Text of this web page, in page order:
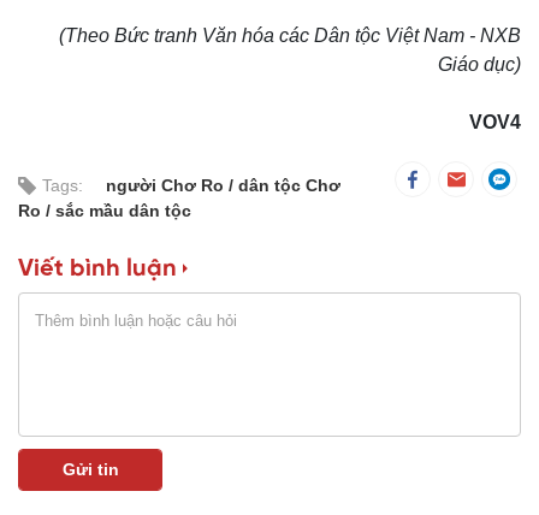
(Theo Bức tranh Văn hóa các Dân tộc Việt Nam - NXB
Giáo dục)
VOV4
Tags: người Chơ Ro
dân tộc Chơ
Ro
sắc mầu dân tộc
Viết bình luận